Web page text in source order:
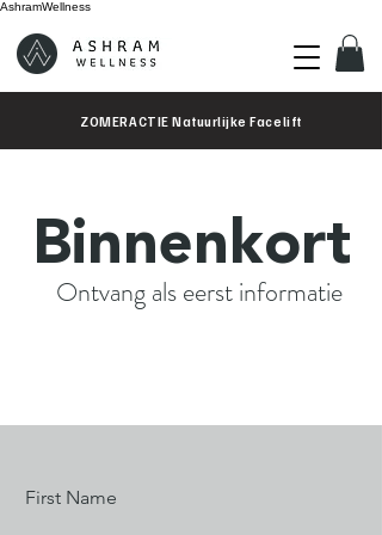
AshramWellness
ZOMERACTIE Natuurlijke Facelift
Ontvang als eerst informatie
Binnenkort
First Name